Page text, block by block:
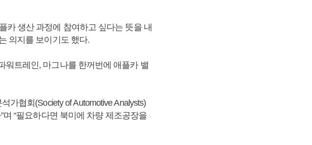
카 생산 과정에 참여하고 싶다는 뜻을 내
의지를 보이기도 했다.
워트레인, 마그나를 한꺼번에 애플카 밸
가협회(Society of Automotive Analysts)
“필요하다면 북미에 차량 제조공장을